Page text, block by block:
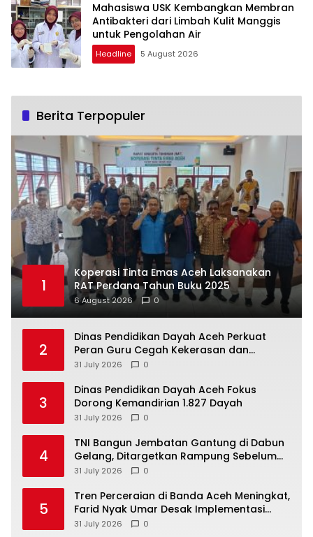
Mahasiswa USK Kembangkan Membran
Antibakteri dari Limbah Kulit Manggis
untuk Pengolahan Air
Headline 5 August 2026
Berita Terpopuler
1
Koperasi Tinta Emas Aceh Laksanakan
RAT Perdana Tahun Buku 2025
6 August 2026 0
2
Dinas Pendidikan Dayah Aceh Perkuat
Peran Guru Cegah Kekerasan dan
Perundungan di Lingkungan Santri
31 July 2026 0
3
Dinas Pendidikan Dayah Aceh Fokus
Dorong Kemandirian 1.827 Dayah
31 July 2026 0
4
TNI Bangun Jembatan Gantung di Dabun
Gelang, Ditargetkan Rampung Sebelum
HUT ke-81 RI
31 July 2026 0
5
Tren Perceraian di Banda Aceh Meningkat,
Farid Nyak Umar Desak Implementasi
Qanun Ketahanan Keluarga
31 July 2026 0